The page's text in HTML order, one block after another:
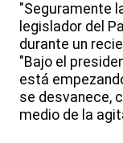
"Seguramente
legislador del
durante un
"Bajo el
está
se desvanece,
medio de la